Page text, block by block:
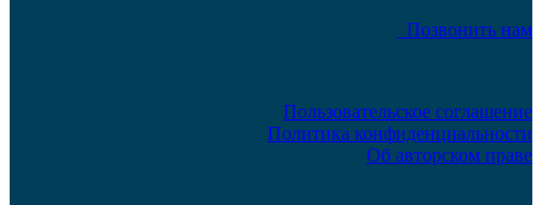
Позвонить нам
Пользовательское соглашение
Политика конфиденциальности
Об авторском праве